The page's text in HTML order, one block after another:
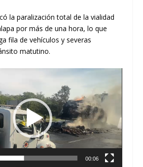
laparalización total de la vialidad
por más de una hora, lo que
fila de vehículos y severas
matutino.
00:06